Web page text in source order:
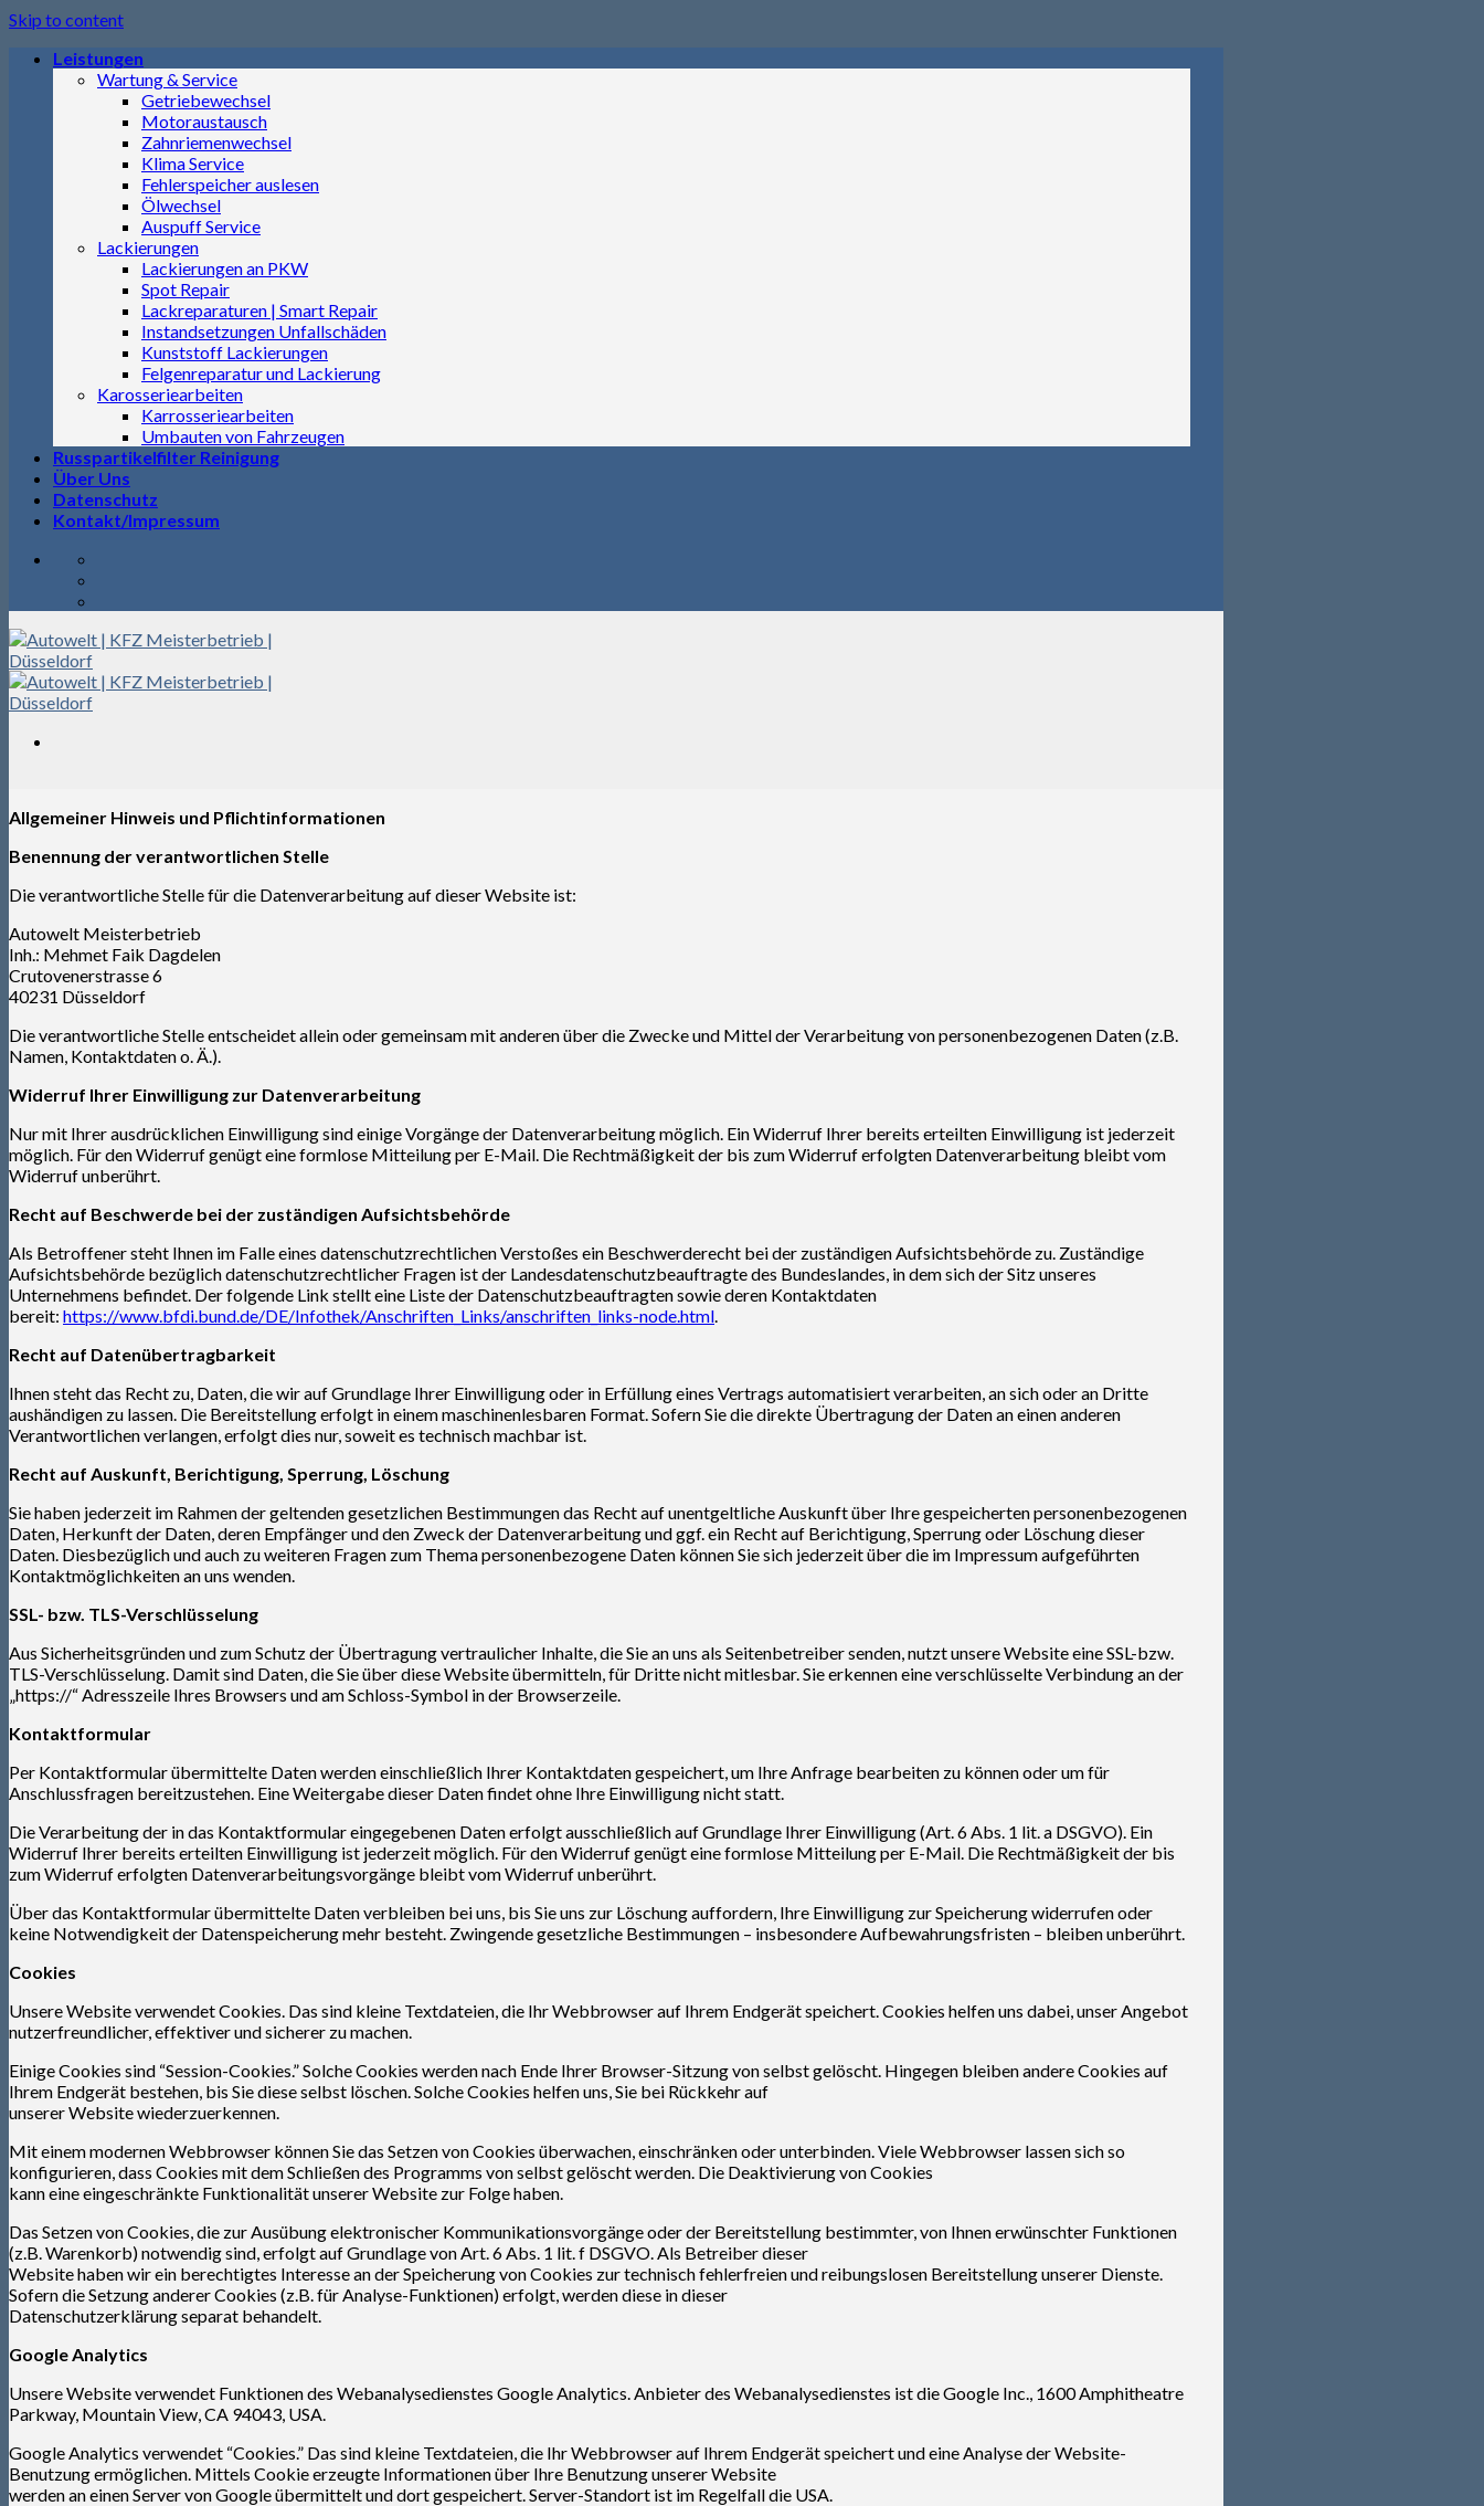
Skip to content
Leistungen
Wartung & Service
Getriebewechsel
Motoraustausch
Zahnriemenwechsel
Klima Service
Fehlerspeicher auslesen
Ölwechsel
Auspuff Service
Lackierungen
Lackierungen an PKW
Spot Repair
Lackreparaturen | Smart Repair
Instandsetzungen Unfallschäden
Kunststoff Lackierungen
Felgenreparatur und Lackierung
Karosseriearbeiten
Karrosseriearbeiten
Umbauten von Fahrzeugen
Russpartikelfilter Reinigung
Über Uns
Datenschutz
Kontakt/Impressum
Allgemeiner Hinweis und Pflichtinformationen
Benennung der verantwortlichen Stelle
Die verantwortliche Stelle für die Datenverarbeitung auf dieser Website ist:
Autowelt Meisterbetrieb
Inh.: Mehmet Faik Dagdelen
Crutovenerstrasse 6
40231 Düsseldorf
Die verantwortliche Stelle entscheidet allein oder gemeinsam mit anderen über die Zwecke und Mittel der Verarbeitung von personenbezogenen Daten (z.B.
Namen, Kontaktdaten o. Ä.).
Widerruf Ihrer Einwilligung zur Datenverarbeitung
Nur mit Ihrer ausdrücklichen Einwilligung sind einige Vorgänge der Datenverarbeitung möglich. Ein Widerruf Ihrer bereits erteilten Einwilligung ist jederzeit
möglich. Für den Widerruf genügt eine formlose Mitteilung per E-Mail. Die Rechtmäßigkeit der bis zum Widerruf erfolgten Datenverarbeitung bleibt vom
Widerruf unberührt.
Recht auf Beschwerde bei der zuständigen Aufsichtsbehörde
Als Betroffener steht Ihnen im Falle eines datenschutzrechtlichen Verstoßes ein Beschwerderecht bei der zuständigen Aufsichtsbehörde zu. Zuständige
Aufsichtsbehörde bezüglich datenschutzrechtlicher Fragen ist der Landesdatenschutzbeauftragte des Bundeslandes, in dem sich der Sitz unseres
Unternehmens befindet. Der folgende Link stellt eine Liste der Datenschutzbeauftragten sowie deren Kontaktdaten
bereit: https://www.bfdi.bund.de/DE/Infothek/Anschriften_Links/anschriften_links-node.html.
Recht auf Datenübertragbarkeit
Ihnen steht das Recht zu, Daten, die wir auf Grundlage Ihrer Einwilligung oder in Erfüllung eines Vertrags automatisiert verarbeiten, an sich oder an Dritte
aushändigen zu lassen. Die Bereitstellung erfolgt in einem maschinenlesbaren Format. Sofern Sie die direkte Übertragung der Daten an einen anderen
Verantwortlichen verlangen, erfolgt dies nur, soweit es technisch machbar ist.
Recht auf Auskunft, Berichtigung, Sperrung, Löschung
Sie haben jederzeit im Rahmen der geltenden gesetzlichen Bestimmungen das Recht auf unentgeltliche Auskunft über Ihre gespeicherten personenbezogenen
Daten, Herkunft der Daten, deren Empfänger und den Zweck der Datenverarbeitung und ggf. ein Recht auf Berichtigung, Sperrung oder Löschung dieser
Daten. Diesbezüglich und auch zu weiteren Fragen zum Thema personenbezogene Daten können Sie sich jederzeit über die im Impressum aufgeführten
Kontaktmöglichkeiten an uns wenden.
SSL- bzw. TLS-Verschlüsselung
Aus Sicherheitsgründen und zum Schutz der Übertragung vertraulicher Inhalte, die Sie an uns als Seitenbetreiber senden, nutzt unsere Website eine SSL-bzw.
TLS-Verschlüsselung. Damit sind Daten, die Sie über diese Website übermitteln, für Dritte nicht mitlesbar. Sie erkennen eine verschlüsselte Verbindung an der
„https://“ Adresszeile Ihres Browsers und am Schloss-Symbol in der Browserzeile.
Kontaktformular
Per Kontaktformular übermittelte Daten werden einschließlich Ihrer Kontaktdaten gespeichert, um Ihre Anfrage bearbeiten zu können oder um für
Anschlussfragen bereitzustehen. Eine Weitergabe dieser Daten findet ohne Ihre Einwilligung nicht statt.
Die Verarbeitung der in das Kontaktformular eingegebenen Daten erfolgt ausschließlich auf Grundlage Ihrer Einwilligung (Art. 6 Abs. 1 lit. a DSGVO). Ein
Widerruf Ihrer bereits erteilten Einwilligung ist jederzeit möglich. Für den Widerruf genügt eine formlose Mitteilung per E-Mail. Die Rechtmäßigkeit der bis
zum Widerruf erfolgten Datenverarbeitungsvorgänge bleibt vom Widerruf unberührt.
Über das Kontaktformular übermittelte Daten verbleiben bei uns, bis Sie uns zur Löschung auffordern, Ihre Einwilligung zur Speicherung widerrufen oder
keine Notwendigkeit der Datenspeicherung mehr besteht. Zwingende gesetzliche Bestimmungen – insbesondere Aufbewahrungsfristen – bleiben unberührt.
Cookies
Unsere Website verwendet Cookies. Das sind kleine Textdateien, die Ihr Webbrowser auf Ihrem Endgerät speichert. Cookies helfen uns dabei, unser Angebot
nutzerfreundlicher, effektiver und sicherer zu machen.
Einige Cookies sind “Session-Cookies.” Solche Cookies werden nach Ende Ihrer Browser-Sitzung von selbst gelöscht. Hingegen bleiben andere Cookies auf
Ihrem Endgerät bestehen, bis Sie diese selbst löschen. Solche Cookies helfen uns, Sie bei Rückkehr auf
unserer Website wiederzuerkennen.
Mit einem modernen Webbrowser können Sie das Setzen von Cookies überwachen, einschränken oder unterbinden. Viele Webbrowser lassen sich so
konfigurieren, dass Cookies mit dem Schließen des Programms von selbst gelöscht werden. Die Deaktivierung von Cookies
kann eine eingeschränkte Funktionalität unserer Website zur Folge haben.
Das Setzen von Cookies, die zur Ausübung elektronischer Kommunikationsvorgänge oder der Bereitstellung bestimmter, von Ihnen erwünschter Funktionen
(z.B. Warenkorb) notwendig sind, erfolgt auf Grundlage von Art. 6 Abs. 1 lit. f DSGVO. Als Betreiber dieser
Website haben wir ein berechtigtes Interesse an der Speicherung von Cookies zur technisch fehlerfreien und reibungslosen Bereitstellung unserer Dienste.
Sofern die Setzung anderer Cookies (z.B. für Analyse-Funktionen) erfolgt, werden diese in dieser
Datenschutzerklärung separat behandelt.
Google Analytics
Unsere Website verwendet Funktionen des Webanalysedienstes Google Analytics. Anbieter des Webanalysedienstes ist die Google Inc., 1600 Amphitheatre
Parkway, Mountain View, CA 94043, USA.
Google Analytics verwendet “Cookies.” Das sind kleine Textdateien, die Ihr Webbrowser auf Ihrem Endgerät speichert und eine Analyse der Website-
Benutzung ermöglichen. Mittels Cookie erzeugte Informationen über Ihre Benutzung unserer Website
werden an einen Server von Google übermittelt und dort gespeichert. Server-Standort ist im Regelfall die USA.